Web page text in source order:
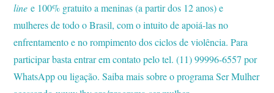
line e 100% gratuito a meninas (a partir dos 12 anos) e
mulheres de todo o Brasil, com o intuito de apoiá-las no
enfrentamento e no rompimento dos ciclos de violência. Para
participar basta entrar em contato pelo tel. (11) 99996-6557 por
WhatsApp ou ligação. Saiba mais sobre o programa Ser Mulher